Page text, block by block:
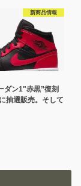
新商品情報
ダン1"赤黒”復刻
抽選販売。そして